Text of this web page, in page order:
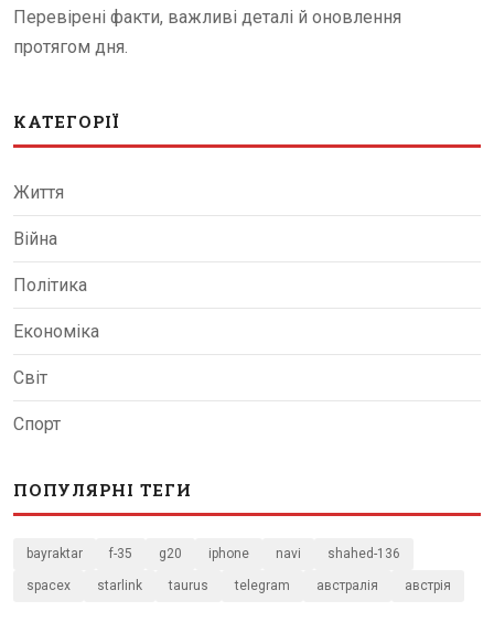
Перевірені факти, важливі деталі й оновлення
протягом дня.
КАТЕГОРІЇ
Життя
Війна
Політика
Економіка
Світ
Спорт
ПОПУЛЯРНІ ТЕГИ
bayraktar f-35 g20 iphone navi shahed-136
spacex starlink taurus telegram австралія австрія